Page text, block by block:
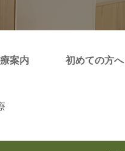
案内 初めての方へ